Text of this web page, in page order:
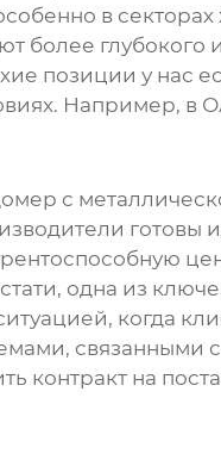
в
более глубокого
позиции у нас
Например, в
с
готовы
одна из
когда
связанными
контракт на